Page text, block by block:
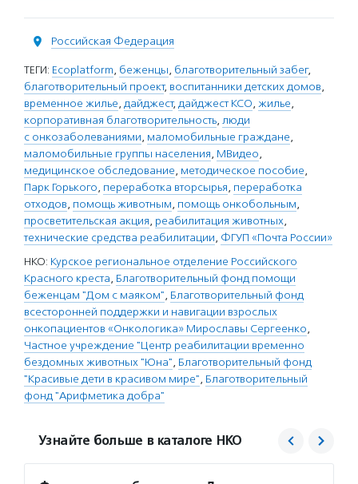
Российская Федерация
ТЕГИ: Ecoplatform, беженцы, благотворительный забег,
благотворительный проект, воспитанники детских домов,
временное жилье, дайджест, дайджест КСО, жилье,
корпоративная благотворительность, люди
с онкозаболеваниями, маломобильные граждане,
маломобильные группы населения, МВидео,
медицинское обследование, методическое пособие,
Парк Горького, переработка вторсырья, переработка
отходов, помощь животным, помощь онкобольным,
просветительская акция, реабилитация животных,
технические средства реабилитации, ФГУП «Почта России»
НКО: Курское региональное отделение Российского
Красного креста, Благотворительный фонд помощи
беженцам "Дом с маяком", Благотворительный фонд
всесторонней поддержки и навигации взрослых
онкопациентов «Онкологика» Мирославы Сергеенко,
Частное учреждение "Центр реабилитации временно
бездомных животных "Юна", Благотворительный фонд
"Красивые дети в красивом мире", Благотворительный
фонд "Арифметика добра"
Узнайте больше в каталоге НКО